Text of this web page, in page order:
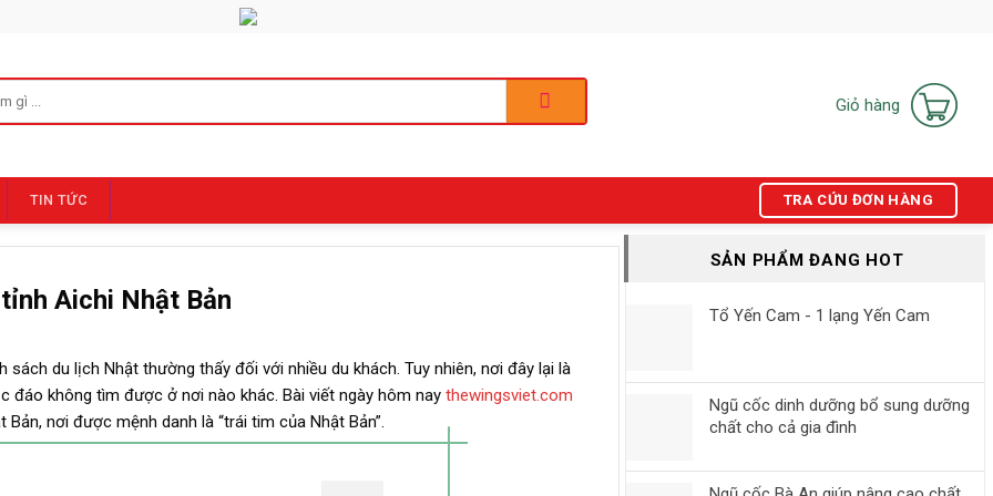
Giỏ hàng
TIN TỨC TRA CỨU ĐƠN HÀNG
Aichi Nhật Bản
du lịch Nhật thường thấy đối với nhiều du khách. Tuy nhiên, nơi đây lại là
đáo không tìm được ở nơi nào khác. Bài viết ngày hôm nay thewingsviet.com
nơi được mệnh danh là “trái tim của Nhật Bản”.
SẢN PHẨM ĐANG HOT
Tổ Yến Cam - 1 lạng Yến Cam
Ngũ cốc dinh dưỡng bổ sung dưỡng
chất cho cả gia đình